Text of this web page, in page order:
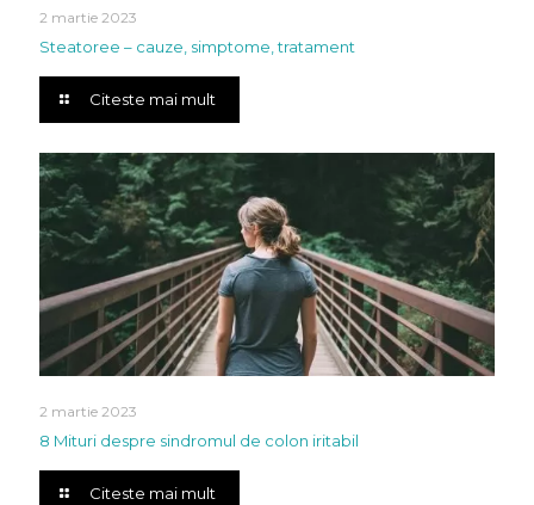
2 martie 2023
Steatoree – cauze, simptome, tratament
Citeste mai mult
2 martie 2023
8 Mituri despre sindromul de colon iritabil
Citeste mai mult